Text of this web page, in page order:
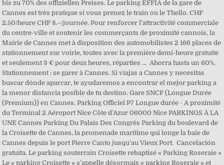
bis zu 70% des offiziellen Preises. Le parking EFFIA de la gare de
Cannes est très pratique si vous prenez le train ou le Thello. CHF
2.50/heure CHF 8.–/journée. Pour renforcer l’attractivité commerciale
du centre-ville et soutenir les commerçants de proximité cannois, la
Mairie de Cannes met à disposition des automobilistes 2 166 places de
stationnement sur voirie, toutes avec la première demi-heure gratuite
et seulement 3 € pour deux heures, réparties … ️ Ahorra hasta un 60%.
Stationnement : se garer à Cannes. Si viajas a Cannes y necesitas
buscar dónde aparcar, te ayudaremos a encontrar el mejor parking a
la menor distancia posible de tu destino. Gare SNCF (Longue Durée
(Premium)) en Cannes. Parking Officiel P7 Longue durée - A proximité
du Terminal 2 Aéroport Nice Côte d'Azur 06000 Nice PARKINGS À LA
UNE Cannes Parking Du Palais Des Congrès Parking du boulevard de
la Croisette de Cannes, la promenade maritime qui longe la baie de
Cannes depuis le port Pierre Canto jusqu'au Vieux Port. ️ Cancelación
gratuita. Le parking souterrain Croisette rebaptisé « Parking Roseraie »
Le « parking Croisette » s'appelle désormais « parking Roseraie » et